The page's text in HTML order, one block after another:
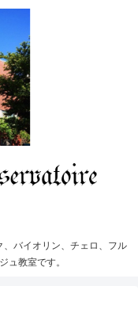
バイオリン、チェロ、フル
ュ教室です。